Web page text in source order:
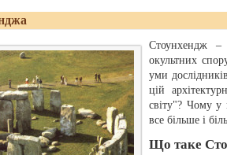
Стоунхендж –
окультних
уми
цій
світу"? Чому у
все більше і
Що таке